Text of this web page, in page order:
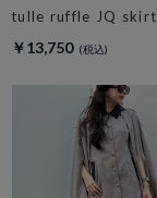
tulle ruffle JQ skirt
￥13,750